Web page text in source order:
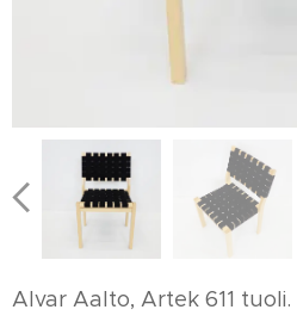
Alvar Aalto, Artek 611 tuoli.